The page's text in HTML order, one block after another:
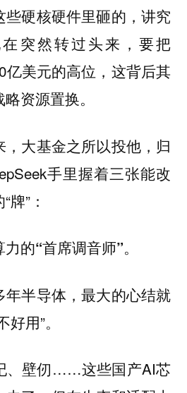
硬核硬件里砸的，讲究
突然转过头来，要把
亿美元的高位，这背后其
资源置换。
，大基金之所以投他，归
手里握着三张能改
”：
的“首席调音师”。
年半导体，最大的心结就
用”。
、壁仞……这些国产AI芯